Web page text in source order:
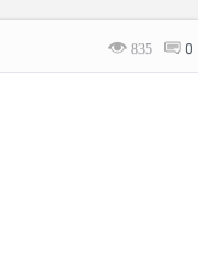
835 0